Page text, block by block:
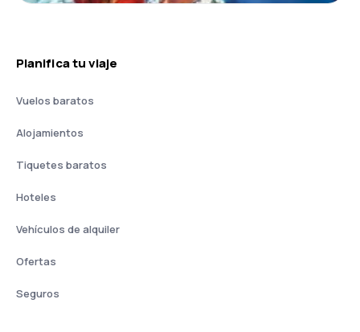
Planifica tu viaje
Vuelos baratos
Alojamientos
Tiquetes baratos
Hoteles
Vehículos de alquiler
Ofertas
Seguros